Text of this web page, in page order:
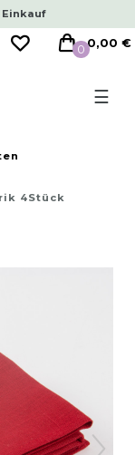
Einkauf
0 0,00 €
☰
4Stück